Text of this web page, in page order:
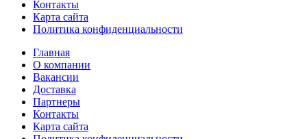
Контакты
Карта сайта
Политика конфиденциальности
Главная
О компании
Вакансии
Доставка
Партнеры
Контакты
Карта сайта